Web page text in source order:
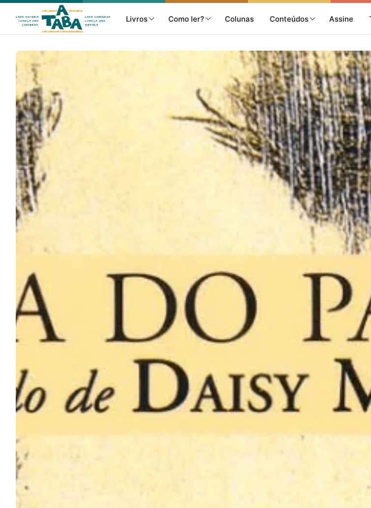
Livros Como ler? Colunas Conteúdos Assine
Livros
Resenhas
Clube de Leitores
Listas
Como ler?
Na escola
Colunas
Conteúdos
Cursos On line
E-Books
Podcast
Assine